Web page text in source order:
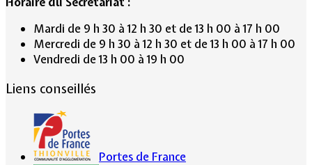
Mardi de 9 h 30 à 12 h 30 et de 13 h 00 à 17 h 00
Mercredi de 9 h 30 à 12 h 30 et de 13 h 00 à 17 h 00
Vendredi de 13 h 00 à 19 h 00
Liens conseillés
Portes de France